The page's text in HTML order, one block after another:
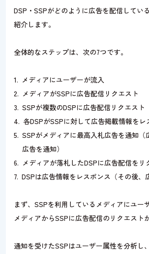
DSP・SSPがどのように広告を配信してい
紹介します。
全体的なステップは、次の7つです。
メディアにユーザーが流入
メディアがSSPに広告配信リクエスト
SSPが複数のDSPに広告配信リクエスト
各DSPがSSPに対して広告掲載情報をレ
SSPがメディアに最高入札広告を通知（
広告を通知）
メディアが落札したDSPに広告配信をリ
DSPは広告情報をレスポンス（その後、
まず、SSPを利用しているメディアにユー
メディアからSSPに広告配信のリクエスト
通知を受けたSSPはユーザー属性を分析し